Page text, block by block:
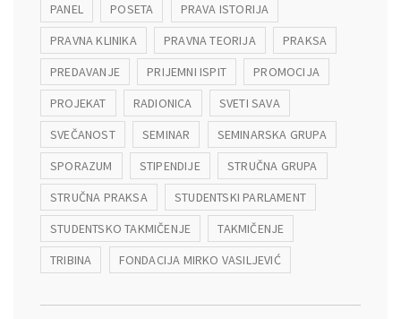
PANEL
POSETA
PRAVA ISTORIJA
PRAVNA KLINIKA
PRAVNA TEORIJA
PRAKSA
PREDAVANJE
PRIJEMNI ISPIT
PROMOCIJA
PROJEKAT
RADIONICA
SVETI SAVA
SVEČANOST
SEMINAR
SEMINARSKA GRUPA
SPORAZUM
STIPENDIJE
STRUČNA GRUPA
STRUČNA PRAKSA
STUDENTSKI PARLAMENT
STUDENTSKO TAKMIČENJE
TAKMIČENJE
TRIBINA
FONDACIJA MIRKO VASILJEVIĆ